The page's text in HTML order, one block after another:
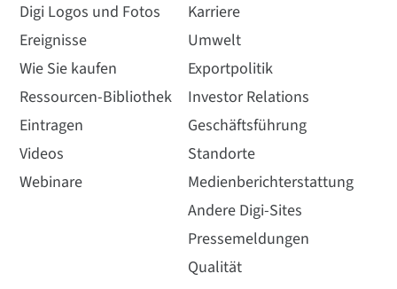
Digi Logos und Fotos
Ereignisse
Wie Sie kaufen
Ressourcen-Bibliothek
Eintragen
Videos
Webinare
Karriere
Umwelt
Exportpolitik
Investor Relations
Geschäftsführung
Standorte
Medienberichterstattung
Andere Digi-Sites
Pressemeldungen
Qualität